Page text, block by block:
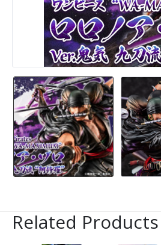
Related Products